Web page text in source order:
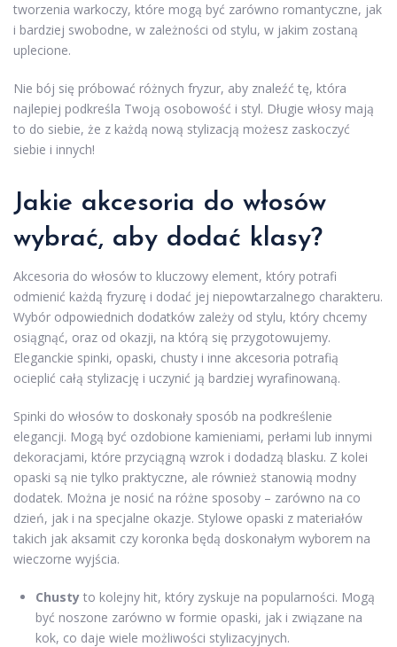
tworzenia warkoczy, które mogą być zarówno romantyczne, jak
i bardziej swobodne, w zależności od stylu, w jakim zostaną
uplecione.
Nie bój się próbować różnych fryzur, aby znaleźć tę, która
najlepiej podkreśla Twoją osobowość i styl. Długie włosy mają
to do siebie, że z każdą nową stylizacją możesz zaskoczyć
siebie i innych!
Jakie akcesoria do włosów
wybrać, aby dodać klasy?
Akcesoria do włosów to kluczowy element, który potrafi
odmienić każdą fryzurę i dodać jej niepowtarzalnego charakteru.
Wybór odpowiednich dodatków zależy od stylu, który chcemy
osiągnąć, oraz od okazji, na którą się przygotowujemy.
Eleganckie spinki, opaski, chusty i inne akcesoria potrafią
ocieplić całą stylizację i uczynić ją bardziej wyrafinowaną.
Spinki do włosów to doskonały sposób na podkreślenie
elegancji. Mogą być ozdobione kamieniami, perłami lub innymi
dekoracjami, które przyciągną wzrok i dodadzą blasku. Z kolei
opaski są nie tylko praktyczne, ale również stanowią modny
dodatek. Można je nosić na różne sposoby – zarówno na co
dzień, jak i na specjalne okazje. Stylowe opaski z materiałów
takich jak aksamit czy koronka będą doskonałym wyborem na
wieczorne wyjścia.
Chusty to kolejny hit, który zyskuje na popularności. Mogą
być noszone zarówno w formie opaski, jak i związane na
kok, co daje wiele możliwości stylizacyjnych.